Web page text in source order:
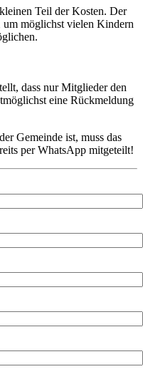
Teil der Kosten. Der
möglichst vielen Kindern
dass nur Mitglieder den
eine Rückmeldung
Gemeinde ist, muss das
per WhatsApp mitgeteilt!